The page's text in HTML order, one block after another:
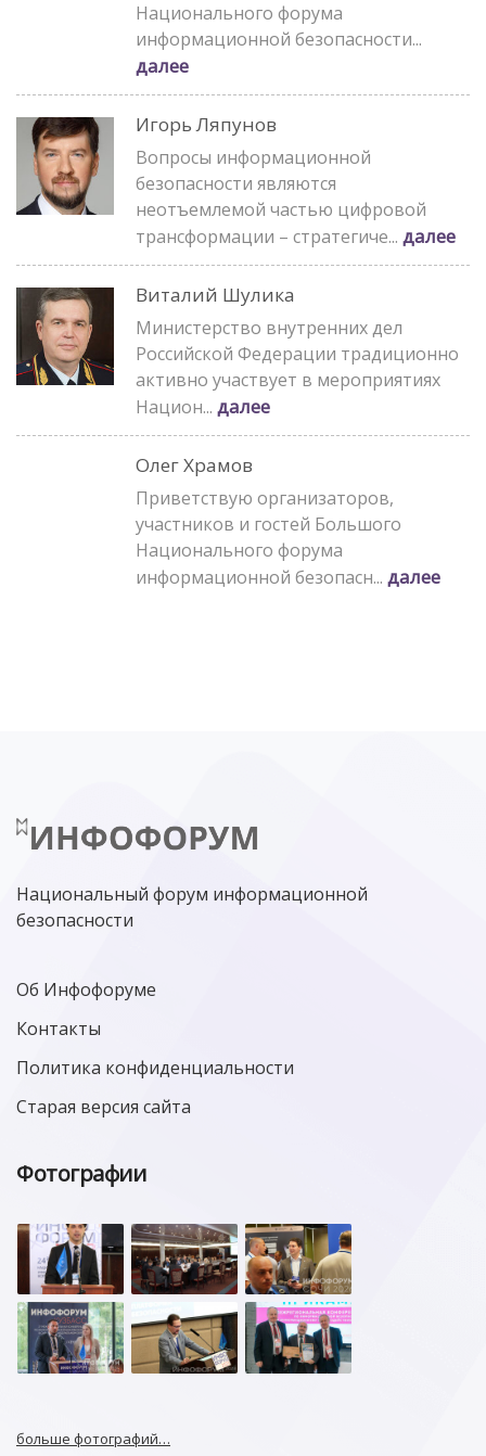
Национального форума
информационной безопасности...
далее
Игорь Ляпунов
Вопросы информационной
безопасности являются
неотъемлемой частью цифровой
трансформации – стратегиче... далее
Виталий Шулика
Министерство внутренних дел
Российской Федерации традиционно
активно участвует в мероприятиях
Национ... далее
Олег Храмов
Приветствую организаторов,
участников и гостей Большого
Национального форума
информационной безопасн... далее
Национальный форум информационной
безопасности
Об Инфофоруме
Контакты
Политика конфиденциальности
Старая версия сайта
Фотографии
больше фотографий…